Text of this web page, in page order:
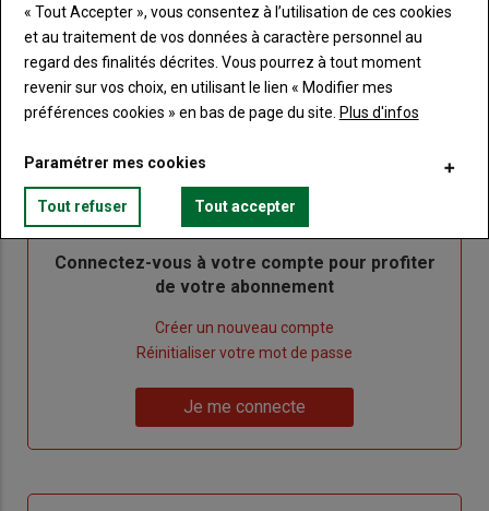
newsletter du journal Terre de Touraine
titre
TITRE IDENTIFIEZ-VOUS
Body
Connectez-vous à votre compte pour profiter
de votre abonnement
Créer un nouveau compte
de
Réinitialiser votre mot de passe
me
Je me connecte
« Tout Accepter », vous consentez à l’utilisation de ces cookies
et au traitement de vos données à caractère personnel au
regard des finalités décrites. Vous pourrez à tout moment
revenir sur vos choix, en utilisant le lien « Modifier mes
préférences cookies » en bas de page du site. Plus d'infos
Paramétrer mes cookies
Tout refuser Tout accepter